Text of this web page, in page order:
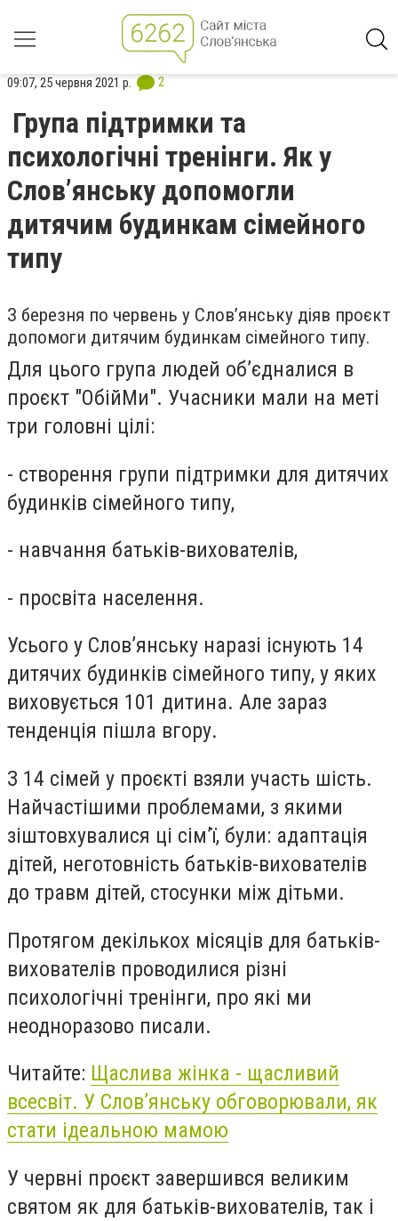
09:07, 25 червня 2021 р. 2
Група підтримки та
психологічні тренінги. Як у
Слов’янську допомогли
дитячим будинкам сімейного
типу
З березня по червень у Слов’янську діяв проєкт
допомоги дитячим будинкам сімейного типу.
Для цього група людей об’єдналися в
проєкт "ОбійМи". Учасники мали на меті
три головні цілі:
- створення групи підтримки для дитячих
будинків сімейного типу,
- навчання батьків-вихователів,
- просвіта населення.
Усього у Слов’янську наразі існують 14
дитячих будинків сімейного типу, у яких
виховується 101 дитина. Але зараз
тенденція пішла вгору.
З 14 сімей у проєкті взяли участь шість.
Найчастішими проблемами, з якими
зіштовхувалися ці сім’ї, були: адаптація
дітей, неготовність батьків-вихователів
до травм дітей, стосунки між дітьми.
Протягом декількох місяців для батьків-
вихователів проводилися різні
психологічні тренінги, про які ми
неодноразово писали.
Читайте: Щаслива жінка - щасливий
всесвіт. У Слов’янську обговорювали, як
стати ідеальною мамою
У червні проєкт завершився великим
святом як для батьків-вихователів, так і